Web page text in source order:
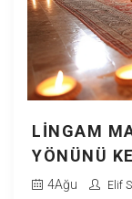
LINGAM
YÖNÜNÜ
4Ağu Elif